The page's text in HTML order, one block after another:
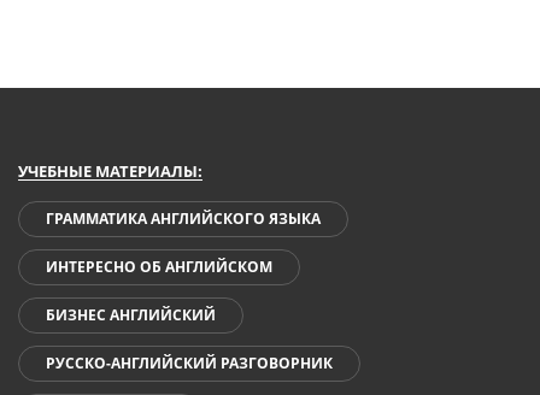
УЧЕБНЫЕ МАТЕРИАЛЫ:
ГРАММАТИКА АНГЛИЙСКОГО ЯЗЫКА
ИНТЕРЕСНО ОБ АНГЛИЙСКОМ
БИЗНЕС АНГЛИЙСКИЙ
РУССКО-АНГЛИЙСКИЙ РАЗГОВОРНИК